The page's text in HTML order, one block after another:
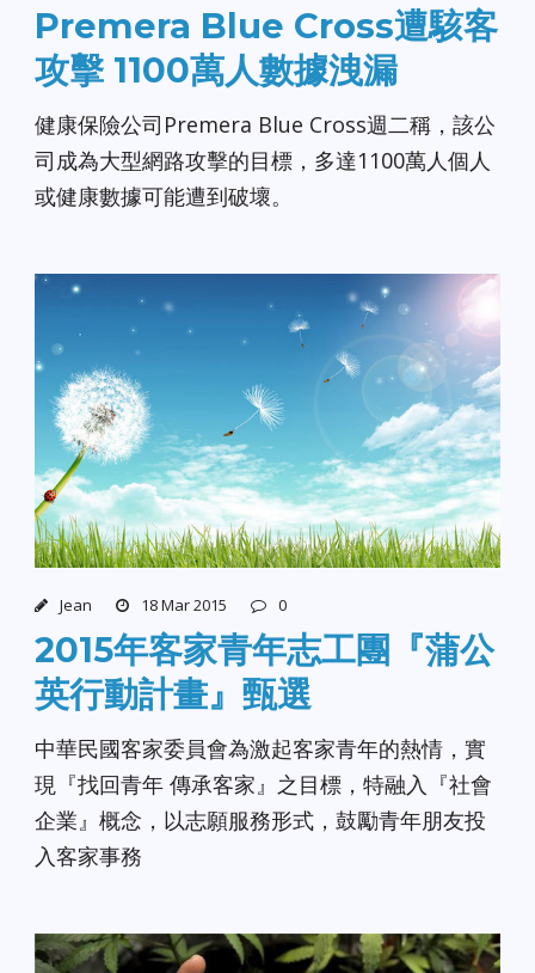
Premera Blue Cross遭駭客
攻擊 1100萬人數據洩漏
健康保險公司Premera Blue Cross週二稱，該公
司成為大型網路攻擊的目標，多達1100萬人個人
或健康數據可能遭到破壞。
Jean 18 Mar 2015 0
2015年客家青年志工團『蒲公
英行動計畫』甄選
中華民國客家委員會為激起客家青年的熱情，實
現『找回青年 傳承客家』之目標，特融入『社會
企業』概念，以志願服務形式，鼓勵青年朋友投
入客家事務